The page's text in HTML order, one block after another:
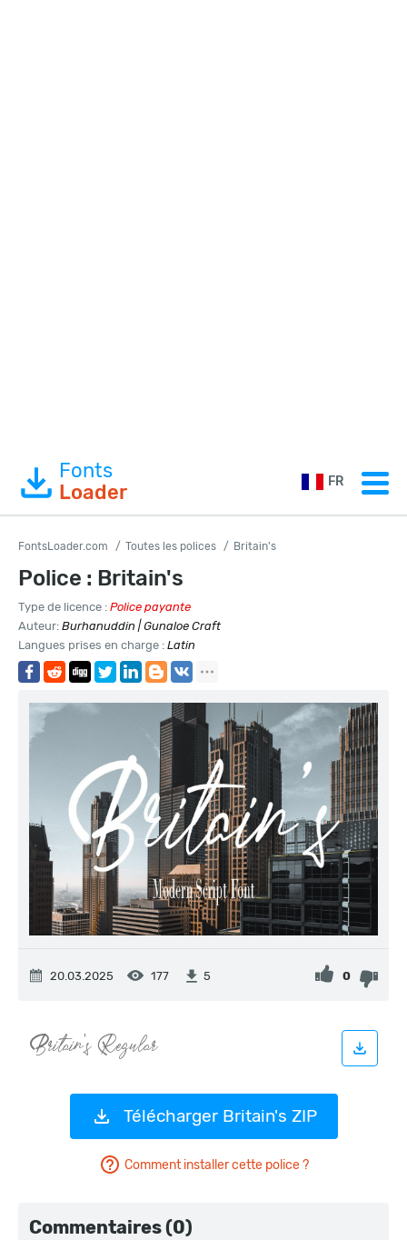
Fonts
Loader
FR
FontsLoader.com Toutes les polices Britain's
Police : Britain's
Type de licence : Police payante
Auteur: Burhanuddin | Gunaloe Craft
Langues prises en charge : Latin
20.03.2025 177 5 0
Télécharger Britain's ZIP
Comment installer cette police ?
Commentaires (0)